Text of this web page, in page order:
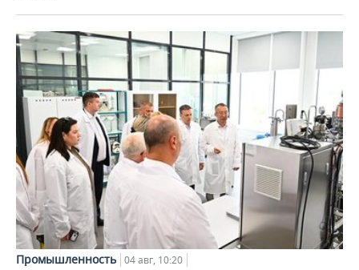
Промышленность 04 авг, 10:20